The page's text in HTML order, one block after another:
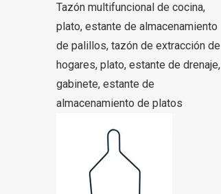
Tazón multifuncional de cocina,
plato, estante de almacenamiento
de palillos, tazón de extracción de
hogares, plato, estante de drenaje,
gabinete, estante de
almacenamiento de platos